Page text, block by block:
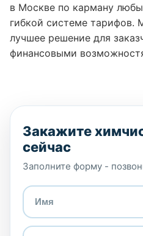
в Москве по карману
гибкой системе
лучшее решение для
финансовыми
Закажите
сейчас
Заполните форму -